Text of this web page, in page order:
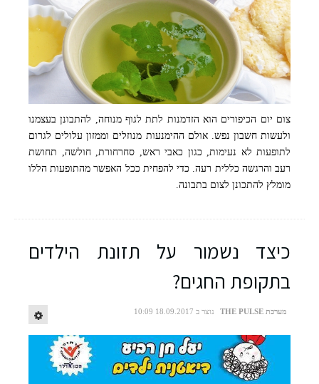
תה צמחים (צילום:יח"צ)
צום יום הכיפורים הוא הזדמנות לתת לגוף מנוחה, להתבונן בעצמנו
ולעשות חשבון נפש. אולם ההימנעות מנוזלים וממזון עלולים לגרום
לתופעות לא נעימות, כגון כאבי ראש, סחרחורת, חולשה, תחושת
רעב והרגשה כללית רעה. כדי להפחית ככל האפשר מהתופעות הללו
מומלץ להתכונן לצום בתבונה.
כיצד נשמור על תזונת הילדים
בתקופת החגים?
מערכת THE PULSE נוצר ב 18.09.2017 10:09